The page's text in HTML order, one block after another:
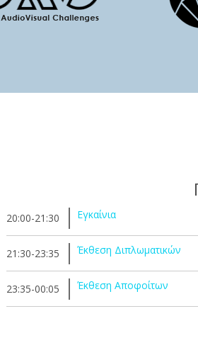
20:00-21:30 Εγκαίνια
21:30-23:35 Έκθεση Διπλωματικών
23:35-00:05 Έκθεση Αποφοίτων